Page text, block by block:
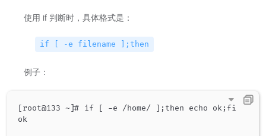
使用 if 判断时，具体格式是：
if [ -e filename ];then
例子：
[root@133 ~]# if [ -e /home/ ];then echo ok;fi
ok